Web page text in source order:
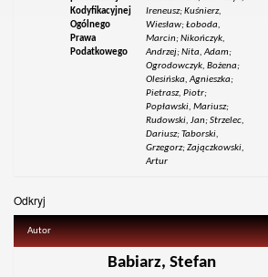
Kodyfikacyjnej
Ogólnego
Prawa
Podatkowego
Ireneusz; Kuśnierz,
Wiesław; Łoboda,
Marcin; Nikończyk,
Andrzej; Nita, Adam;
Ogrodowczyk, Bożena;
Olesińska, Agnieszka;
Pietrasz, Piotr;
Popławski, Mariusz;
Rudowski, Jan; Strzelec,
Dariusz; Taborski,
Grzegorz; Zajączkowski,
Artur
Odkryj
Autor
Babiarz, Stefan